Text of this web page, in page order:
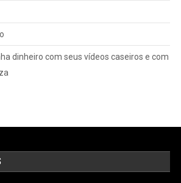
dinheiro com seus vídeos caseiros e com